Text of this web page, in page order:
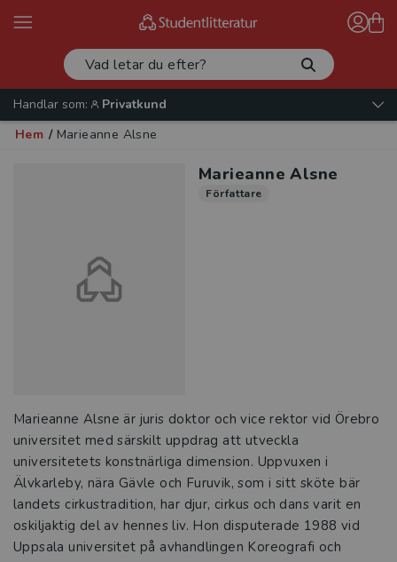
Handlar som:
Privatkund
Hem / Marieanne Alsne
Marieanne Alsne
Författare
Marieanne Alsne är juris doktor och vice rektor vid Örebro
universitet med särskilt uppdrag att utveckla
universitetets konstnärliga dimension. Uppvuxen i
Älvkarleby, nära Gävle och Furuvik, som i sitt sköte bär
landets cirkustradition, har djur, cirkus och dans varit en
oskiljaktig del av hennes liv. Hon disputerade 1988 vid
Uppsala universitet på avhandlingen Koreografi och